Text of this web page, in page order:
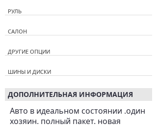
РУЛЬ
САЛОН
ДРУГИЕ ОПЦИИ
ШИНЫ И ДИСКИ
ДОПОЛНИТЕЛЬНАЯ ИНФОРМАЦИЯ
Авто в идеальном состоянии .один
хозяин. полный пакет. новая